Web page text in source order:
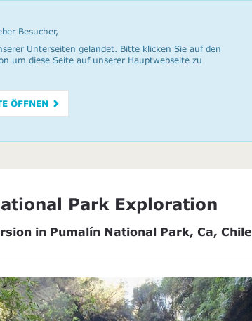
Besucher,
Unterseiten gelandet. Bitte klicken Sie auf den
um diese Seite auf unserer Hauptwebseite zu
ÖFFNEN
Park Exploration
in Pumalín National Park, Ca, Chile